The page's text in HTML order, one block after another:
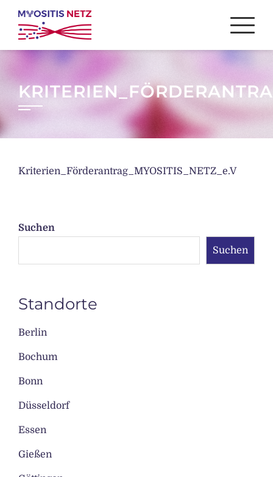
Skip
content
Kriterien_Förderantrag_MYOSITIS_NETZ_e.V
Suchen
Suchen
Standorte
Berlin
Bochum
Bonn
Düsseldorf
Essen
Gießen